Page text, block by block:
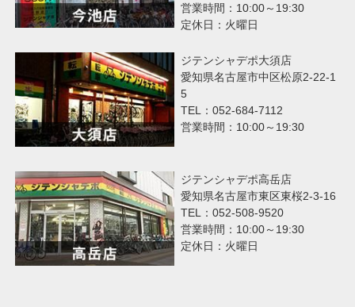
営業時間：10:00～19:30
定休日：火曜日
ジテンシャデポ大須店
愛知県名古屋市中区松原2-22-1
5
TEL：052-684-7112
営業時間：10:00～19:30
ジテンシャデポ高岳店
愛知県名古屋市東区東桜2-3-16
TEL：052-508-9520
営業時間：10:00～19:30
定休日：火曜日